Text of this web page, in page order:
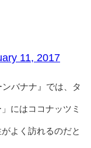
11, 2017
バナナ』では、タ
にはココナッツミ
よく訪れるのだと